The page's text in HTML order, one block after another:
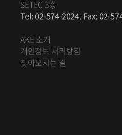
SETEC 3층
Tel: 02-574-2024. Fax: 02-
AKEI소개
개인정보 처리방침
찾아오시는 길